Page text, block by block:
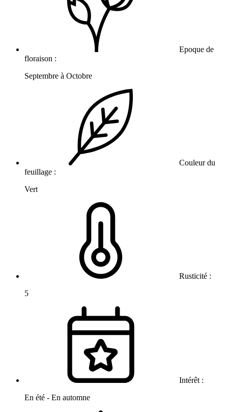
Epoque de
floraison :
Septembre à Octobre
Couleur du
feuillage :
Vert
Rusticité :
5
Intérêt :
En été - En automne